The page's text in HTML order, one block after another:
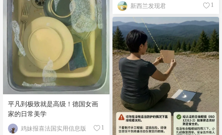
新西兰发现君 1
平凡到极致就是高级！德国女画
家的日常美学
鸡妹报喜法国实用信息版 1